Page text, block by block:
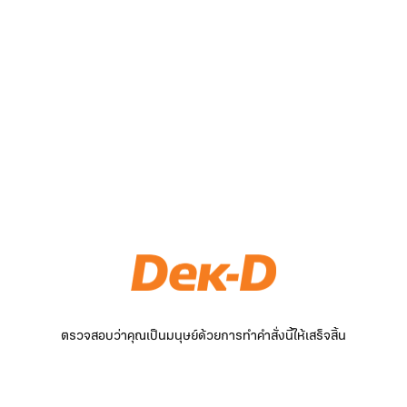
ตรวจสอบว่าคุณเป็นมนุษย์ด้วยการทำคำสั่งนี้ให้เสร็จสิ้น